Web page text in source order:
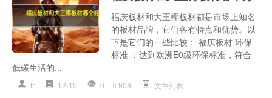
福庆板材和大王椰板材都是市场上知名
的板材品牌，它们各有特点和优势。以
下是它们的一些比较： 福庆板材 环保
标准 ：达到欧洲E0级环保标准，符合
低碳生活的...
fr 12-15 0 908 文章列表